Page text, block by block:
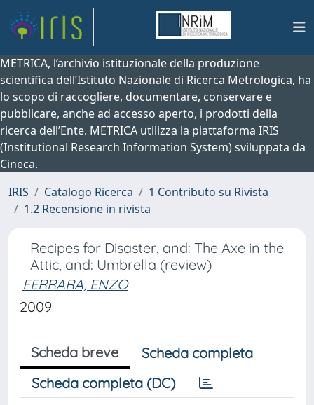
METRICA, l’archivio istituzionale della produzione
scientifica dell’Istituto Nazionale di Ricerca Metrologica, ha
lo scopo di raccogliere, documentare, conservare e
pubblicare, anche ad accesso aperto, i prodotti della
ricerca dell’Ente. METRICA utilizza la piattaforma IRIS
(Institutional Research Information System) sviluppata da
Cineca.
IRIS
Catalogo Ricerca
1 Contributo su Rivista
1.2 Recensione in rivista
Recipes for Disaster, and: The Axe in the
Attic, and: Umbrella (review)
FERRARA, ENZO
2009
Scheda breve
Scheda completa
Scheda completa (DC)